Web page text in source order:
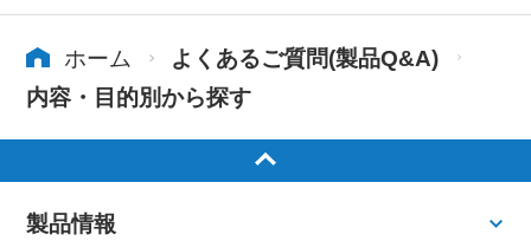
ホーム
よくあるご質問(製品Q&A)
内容・目的別から探す
製品情報